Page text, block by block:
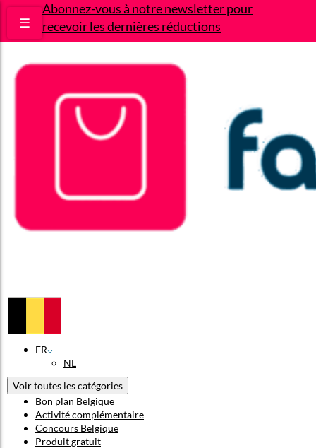
Abonnez-vous à notre newsletter pour
recevoir les dernières réductions
☰
FR
NL
Voir toutes les catégories
Bon plan Belgique
Activité complémentaire
Concours Belgique
Produit gratuit